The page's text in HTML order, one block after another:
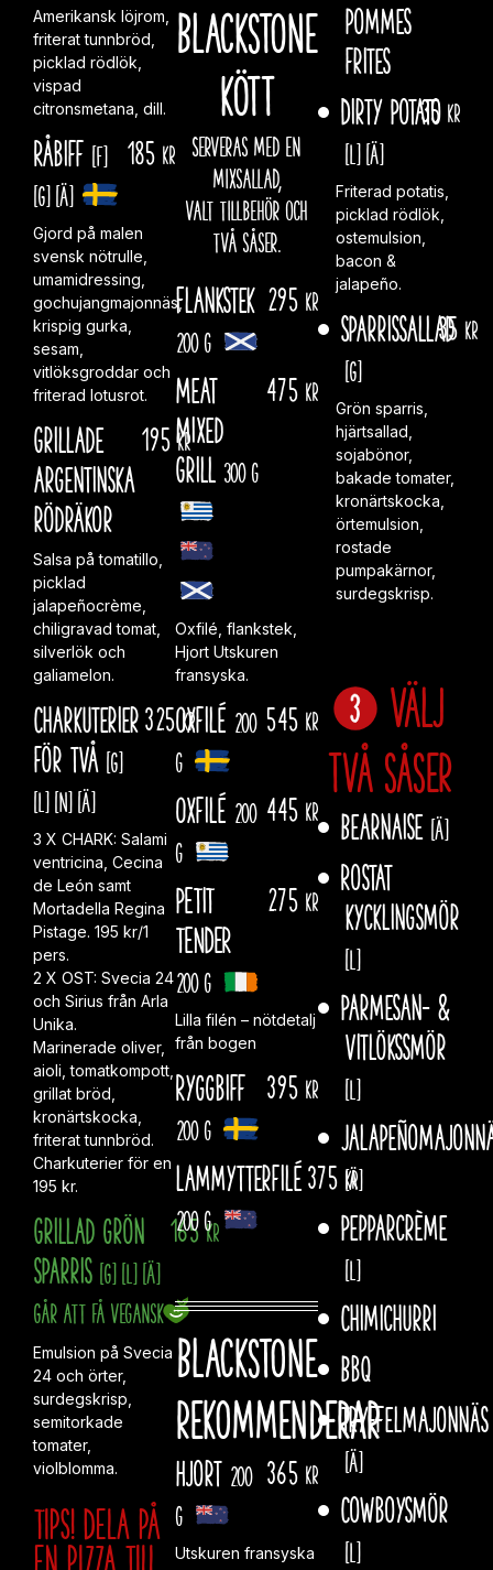
Amerikansk löjrom,
friterat tunnbröd,
picklad rödlök,
vispad
citronsmetana, dill.
Råbiff [F]
[G] [Ä]
185 kr
Gjord på malen
svensk nötrulle,
umamidressing,
gochujangmajonnäs,
krispig gurka,
sesam,
vitlöksgroddar och
friterad lotusrot.
Grillade
argentinska
rödräkor
195 kr
Salsa på tomatillo,
picklad
jalapeñocrème,
chiligravad tomat,
silverlök och
galiamelon.
Charkuterier
för två [G]
[L] [N] [Ä]
325kr
3 X CHARK: Salami
ventricina, Cecina
de León samt
Mortadella Regina
Pistage. 195 kr/1
pers.
2 X OST: Svecia 24
och Sirius från Arla
Unika.
Marinerade oliver,
aioli, tomatkompott,
grillat bröd,
kronärtskocka,
friterat tunnbröd.
Charkuterier för en
195 kr.
Grillad grön
sparris [G] [L] [Ä]
Går att få vegansk
165kr
Emulsion på Svecia
24 och örter,
surdegskrisp,
semitorkade
tomater,
violblomma.
Tips! Dela på
en pizza till
Blackstone
kött
Serveras med en
mixsallad,
valt tillbehör och
två såser.
Flankstek
200 g
295 kr
Meat
Mixed
Grill 300 g
475 kr
Oxfilé, flankstek,
Hjort Utskuren
fransyska.
Oxfilé 200
g
545 kr
Oxfilé 200
g
445 kr
PETIT
TENDER
200 g
275 kr
Lilla filén – nötdetalj
från bogen
Ryggbiff
200 g
395 kr
Lammytterfilé
200 g
375 kr
Blackstone
rekommenderar
Hjort 200
g
365 kr
Utskuren fransyska
pommes
frites
Dirty Potato
[L] [Ä]
35kr
Friterad potatis,
picklad rödlök,
ostemulsion,
bacon &
jalapeño.
Sparrissallad
[G]
35 kr
Grön sparris,
hjärtsallad,
sojabönor,
bakade tomater,
kronärtskocka,
örtemulsion,
rostade
pumpakärnor,
surdegskrisp.
Välj
två såser
Bearnaise [Ä]
Rostat
kycklingsmör
[L]
Parmesan- &
vitlökssmör
[L]
[Ä]
Pepparcrème
[L]
Chimichurri
Bbq
Tryffelmajonnäs
[Ä]
Cowboysmör
[L]